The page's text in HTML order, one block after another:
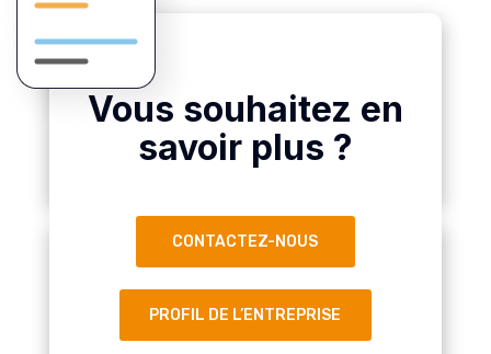
Vous souhaitez en
savoir plus ?
CONTACTEZ-NOUS
PROFIL DE L’ENTREPRISE